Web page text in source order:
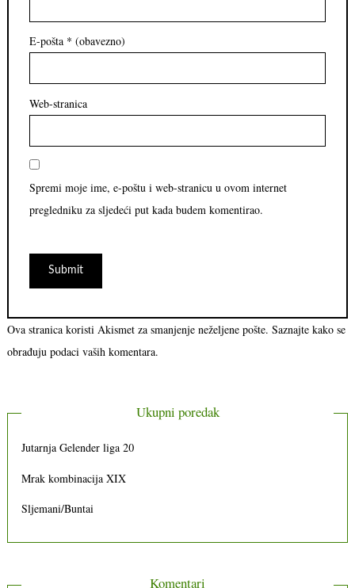
E-pošta * (obavezno)
Web-stranica
Spremi moje ime, e-poštu i web-stranicu u ovom internet
pregledniku za sljedeći put kada budem komentirao.
Ova stranica koristi Akismet za smanjenje neželjene pošte. Saznajte kako se
obrađuju podaci vaših komentara.
Ukupni poredak
Jutarnja Gelender liga 20
Mrak kombinacija XIX
Sljemani/Buntai
Komentari